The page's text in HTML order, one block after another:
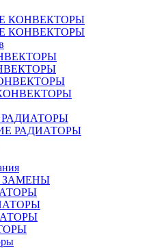
КОНВЕКТОРЫ
КОНВЕКТОРЫ
РАДИАТОРЫ
ЗАМЕНЫ